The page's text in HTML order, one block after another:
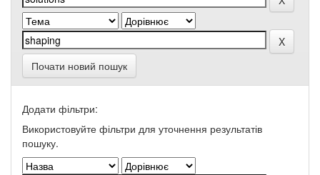
Почати новий пошук
Додати фільтри:
Використовуйте фільтри для уточнення результатів
пошуку.